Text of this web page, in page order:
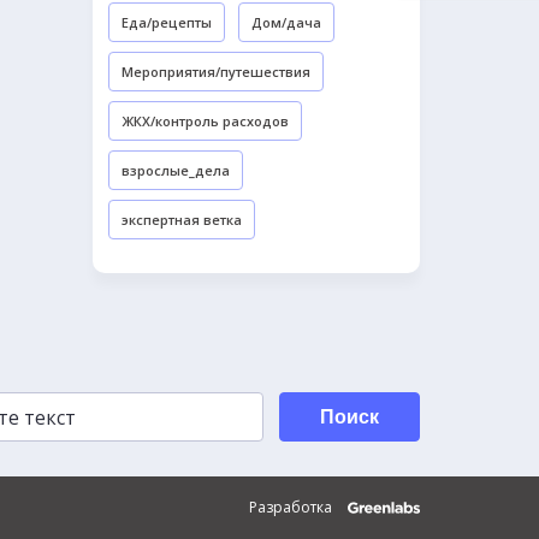
Еда/рецепты Дом/дача
Мероприятия/путешествия
ЖКХ/контроль расходов
взрослые_дела
экспертная ветка
Поиск
Разработка